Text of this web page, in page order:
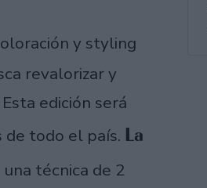
y styling
revalorizar y
edición será
todo el país. La
una técnica de 2